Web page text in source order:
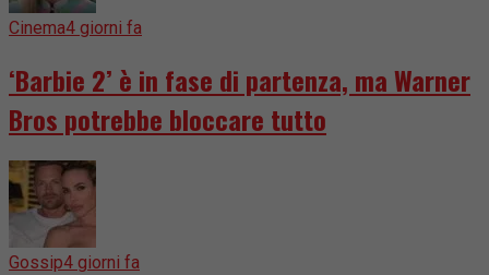
Cinema4 giorni fa
‘Barbie 2’ è in fase di partenza, ma Warner
Bros potrebbe bloccare tutto
Gossip4 giorni fa